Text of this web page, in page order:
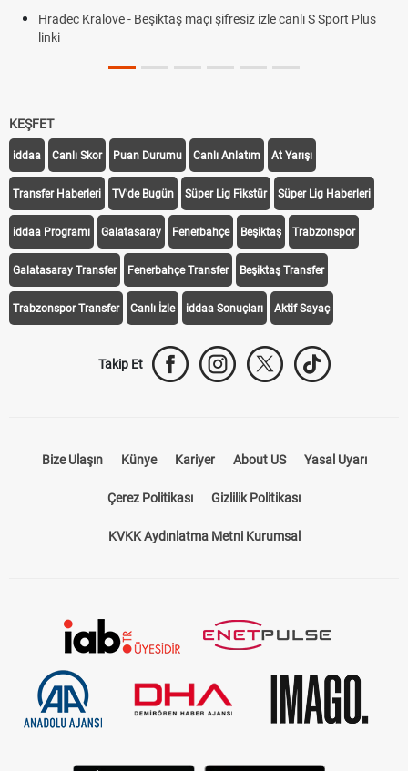
Hradec Kralove - Beşiktaş maçı şifresiz izle canlı S Sport Plus
linki
KEŞFET
iddaa Canlı Skor Puan Durumu Canlı Anlatım At Yarışı
Transfer Haberleri TV'de Bugün Süper Lig Fikstür Süper Lig Haberleri
iddaa Programı Galatasaray Fenerbahçe Beşiktaş Trabzonspor
Galatasaray Transfer Fenerbahçe Transfer Beşiktaş Transfer
Trabzonspor Transfer Canlı İzle iddaa Sonuçları Aktif Sayaç
Takip Et
Bize Ulaşın Künye Kariyer About US Yasal Uyarı
Çerez Politikası Gizlilik Politikası
KVKK Aydınlatma Metni Kurumsal